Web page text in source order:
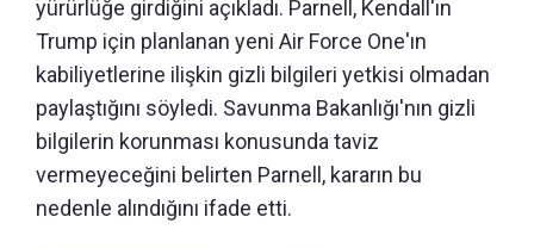
yürürlüğe girdiğini açıkladı. Parnell, Kendall'ın
Trump için planlanan yeni Air Force One'ın
kabiliyetlerine ilişkin gizli bilgileri yetkisi olmadan
paylaştığını söyledi. Savunma Bakanlığı'nın gizli
bilgilerin korunması konusunda taviz
vermeyeceğini belirten Parnell, kararın bu
nedenle alındığını ifade etti.